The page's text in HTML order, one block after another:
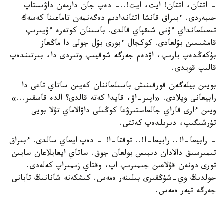
- اتتان، اتتان! ايت، ايت!..- دەپ جان دارمەن داۋىستاپ
جىبەردى. ءبىراق قانشا اتتاندادىم دەگەنمەن تاماعىنا كەسەك
تىعىلعانداي ءۇنى شىقپاي قالدى. باسىنان كوتەرە ءۇيىرىپ
قامشىسىن بۇلعادى. كوكجال ءبورى بۇل جولى دا ماڭعاز
بۇكەڭدەپ بارىپ، اۋدەم جەرگە شوقيىپ وتىردى دا، بىرتىندەپ
قالىپ قويدى.
بويىن بيلەگەن قورقىنىش باسىلعاننان كەيىن ساتاي تاعى دا
رابيعانى ويلادى. «اپىر-اۋ، قايدا كەتە قالدى؟ الدە قاسقىر...»
ويىن ءارى قاراي جالعاستىرۋعا كوڭىلى داۋالاماي تۇلا بويى
تۇرشىگىپ، دىرىلدەپ كەتتى.
- رابيعا-ا!.. رابيعا-ا!.. توقتا-ا! - دەپ ايعاي سالدى. ءبىراق
تىمىرسىق دالادان دىبىس بولعان جوق. ساتاي ايعايلاعان سايىن
تورى دونەن قۇلاعىن جىمىرىپ اپ، وقتاي زىمىراپ كەلەدى.
جولدىڭ وي-شۇڭقىرى بىلىنەر ەمەس. كىشكەنە شانانىڭ تابانى
جەرگە تيەر ەمەس.